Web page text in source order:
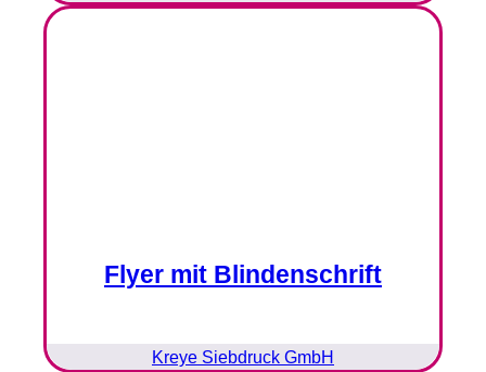
Flyer mit Blindenschrift
Kreye Siebdruck GmbH